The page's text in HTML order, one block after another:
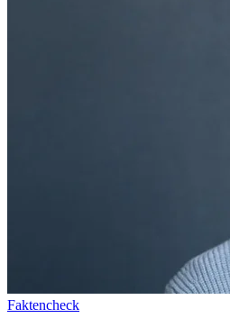
Faktencheck